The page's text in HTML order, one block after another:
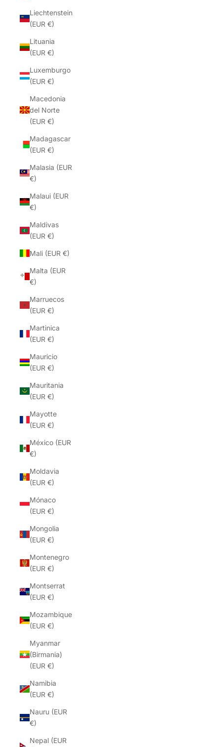
Liechtenstein
(EUR €)
Lituania
(EUR €)
Luxemburgo
(EUR €)
Macedonia
del Norte
(EUR €)
Madagascar
(EUR €)
Malasia (EUR
€)
Malaui (EUR
€)
Maldivas
(EUR €)
Mali (EUR €)
Malta (EUR
€)
Marruecos
(EUR €)
Martinica
(EUR €)
Mauricio
(EUR €)
Mauritania
(EUR €)
Mayotte
(EUR €)
México (EUR
€)
Moldavia
(EUR €)
Mónaco
(EUR €)
Mongolia
(EUR €)
Montenegro
(EUR €)
Montserrat
(EUR €)
Mozambique
(EUR €)
Myanmar
(Birmania)
(EUR €)
Namibia
(EUR €)
Nauru (EUR
€)
Nepal (EUR